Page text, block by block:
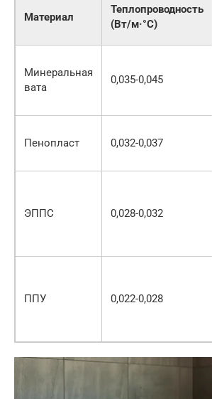
Материал
Теплопроводность
(Вт/м·°C)
Минеральная
вата
0,035-0,045
Пенопласт 0,032-0,037
ЭППС 0,028-0,032
ППУ 0,022-0,028